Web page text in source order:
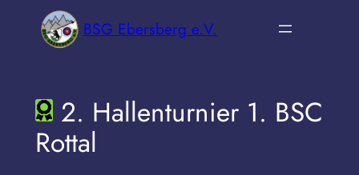
BSG Ebersberg e.V.
2. Hallenturnier 1. BSC
Rottal